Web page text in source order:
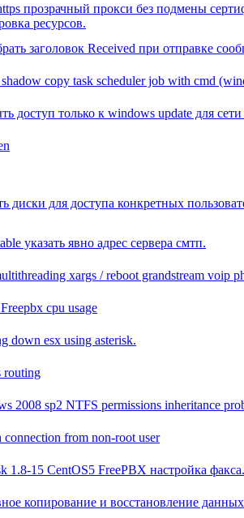
прозрачный прокси без подмены
ресурсов.
заголовок Received при отправке
shadow copy task scheduler job with cmd
доступ только к windows update для
диски для доступа конкретных
указать явно адрес сервера смтп.
xargs / reboot grandstream voip
cpu usage
down esx using asterisk.
routing
2008 sp2 NTFS permissions inheritance
connection from non-root user
1.8-15 CentOS5 FreePBX настройка факса.
копирование и восстановление